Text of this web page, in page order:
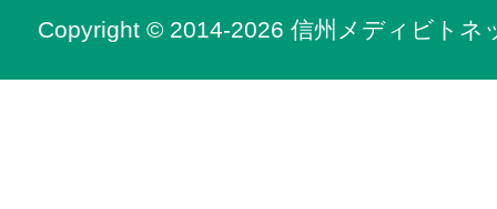
Copyright © 2014-2026 信州メディビトネ